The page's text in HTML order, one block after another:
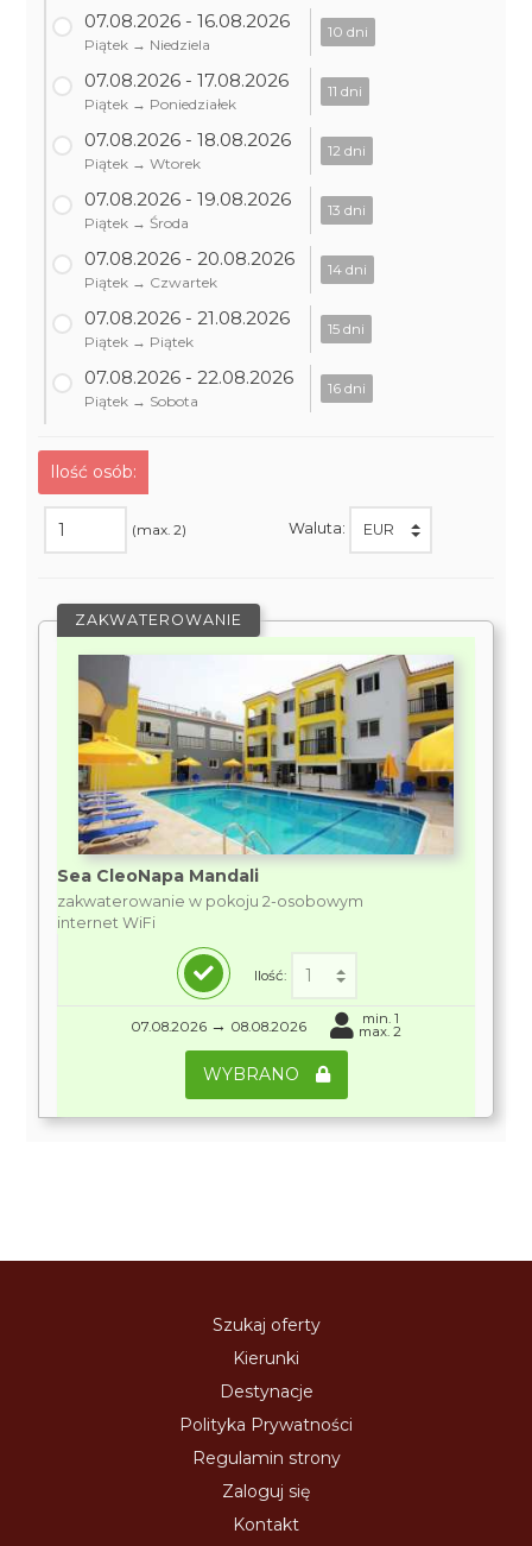
07.08.2026 - 16.08.2026
Piątek → Niedziela
10 dni
07.08.2026 - 17.08.2026
Piątek → Poniedziałek
11 dni
07.08.2026 - 18.08.2026
Piątek → Wtorek
12 dni
07.08.2026 - 19.08.2026
Piątek → Środa
13 dni
07.08.2026 - 20.08.2026
Piątek → Czwartek
14 dni
07.08.2026 - 21.08.2026
Piątek → Piątek
15 dni
07.08.2026 - 22.08.2026
Piątek → Sobota
16 dni
Ilość osób:
(max. 2) Waluta:
ZAKWATEROWANIE
Sea CleoNapa Mandali
zakwaterowanie w pokoju 2-osobowym
internet WiFi
Ilość:
07.08.2026 → 08.08.2026 min. 1
max. 2
WYBRANO
Szukaj oferty
Kierunki
Destynacje
Polityka Prywatności
Regulamin strony
Zaloguj się
Kontakt